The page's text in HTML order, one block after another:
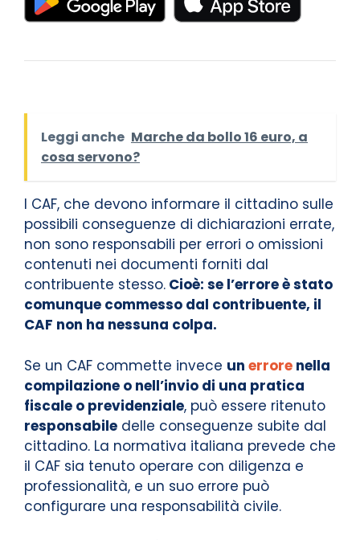
Leggi anche Marche da bollo 16 euro, a
cosa servono?
I CAF, che devono informare il cittadino sulle
possibili conseguenze di dichiarazioni errate,
non sono responsabili per errori o omissioni
contenuti nei documenti forniti dal
contribuente stesso. Cioè: se l’errore è stato
comunque commesso dal contribuente, il
CAF non ha nessuna colpa.
Se un CAF commette invece un errore nella
compilazione o nell’invio di una pratica
fiscale o previdenziale, può essere ritenuto
responsabile delle conseguenze subite dal
cittadino. La normativa italiana prevede che
il CAF sia tenuto operare con diligenza e
professionalità, e un suo errore può
configurare una responsabilità civile.